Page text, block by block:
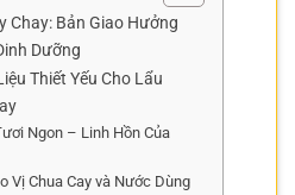
Chay: Bản Giao Hưởng
Dưỡng
Thiết Yếu Cho Lẩu
Ngon – Linh Hồn Của
Vị Chua Cay và Nước Dùng